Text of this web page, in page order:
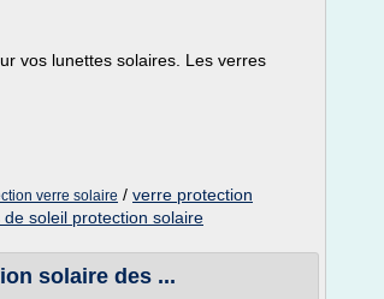
vos lunettes solaires. Les verres
verre solaire / verre protection
de soleil protection solaire
solaire des ...